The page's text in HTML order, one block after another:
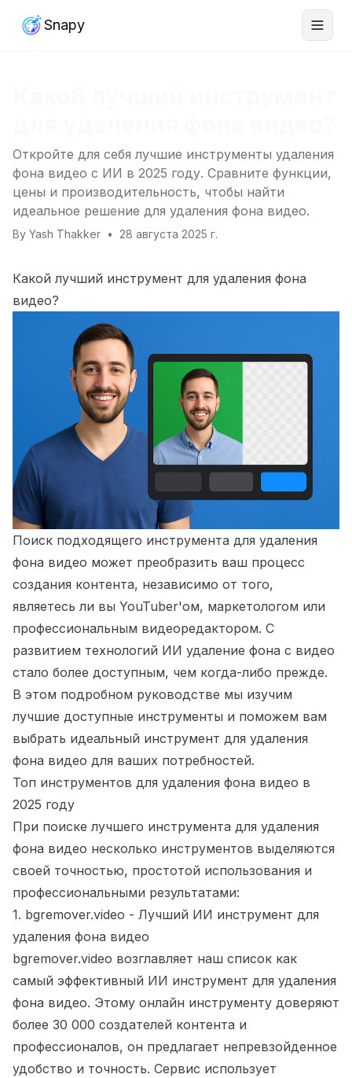
Snapy
Откройте для себя лучшие инструменты удаления
фона видео с ИИ в 2025 году. Сравните функции,
цены и производительность, чтобы найти
идеальное решение для удаления фона видео.
By Yash Thakker • 28 августа 2025 г.
Какой лучший инструмент для удаления фона
видео?
Поиск подходящего инструмента для удаления
фона видео может преобразить ваш процесс
создания контента, независимо от того,
являетесь ли вы YouTuber'ом, маркетологом или
профессиональным видеоредактором. С
развитием технологий ИИ удаление фона с видео
стало более доступным, чем когда-либо прежде.
В этом подробном руководстве мы изучим
лучшие доступные инструменты и поможем вам
выбрать идеальный инструмент для удаления
фона видео для ваших потребностей.
Топ инструментов для удаления фона видео в
2025 году
При поиске лучшего инструмента для удаления
фона видео несколько инструментов выделяются
своей точностью, простотой использования и
профессиональными результатами:
1. bgremover.video - Лучший ИИ инструмент для
удаления фона видео
bgremover.video возглавляет наш список как
самый эффективный ИИ инструмент для удаления
фона видео. Этому онлайн инструменту доверяют
более 30 000 создателей контента и
профессионалов, он предлагает непревзойденное
удобство и точность. Сервис использует